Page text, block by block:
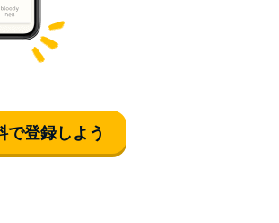
で登録しよう